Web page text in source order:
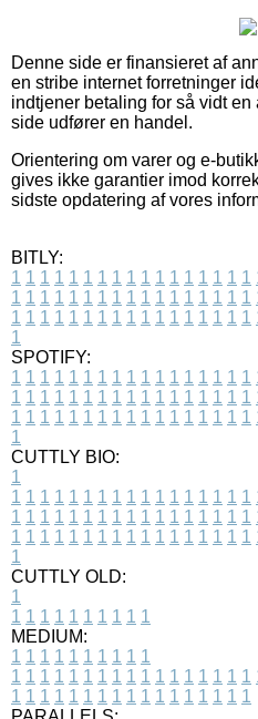
Denne side er finansieret af
en stribe internet forretninger
indtjener betaling for så vidt
side udfører en handel.
Orientering om varer og e-
gives ikke garantier imod
sidste opdatering af vores
BITLY:
1 1 1 1 1 1 1 1 1 1 1 1 1 1 1 1 1
1 1 1 1 1 1 1 1 1 1 1 1 1 1 1 1 1
1 1 1 1 1 1 1 1 1 1 1 1 1 1 1 1 1
1
SPOTIFY:
1 1 1 1 1 1 1 1 1 1 1 1 1 1 1 1 1
1 1 1 1 1 1 1 1 1 1 1 1 1 1 1 1 1
1 1 1 1 1 1 1 1 1 1 1 1 1 1 1 1 1
1
CUTTLY BIO:
1
1 1 1 1 1 1 1 1 1 1 1 1 1 1 1 1 1
1 1 1 1 1 1 1 1 1 1 1 1 1 1 1 1 1
1 1 1 1 1 1 1 1 1 1 1 1 1 1 1 1 1
1
CUTTLY OLD:
1
1 1 1 1 1 1 1 1 1 1
MEDIUM:
1 1 1 1 1 1 1 1 1 1
1 1 1 1 1 1 1 1 1 1 1 1 1 1 1 1 1
1 1 1 1 1 1 1 1 1 1 1 1 1 1 1 1 1